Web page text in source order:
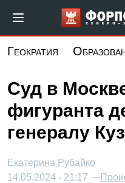
основному
Геократия
Суд в
фигуранта
генералу
Екатерина Рубайко
14.05.2024 - 21:17 —